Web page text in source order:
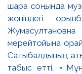
шара соңында
жөніндегі
мерейтойына
Сатыбалдының
табыс етті.